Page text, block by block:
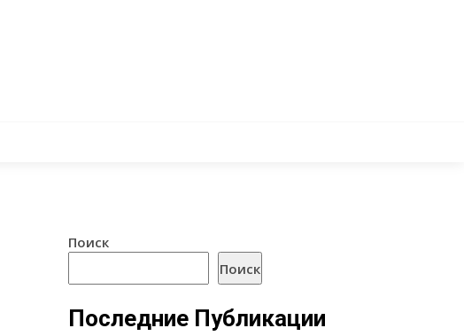
Поиск
Поиск
Последние Публикации